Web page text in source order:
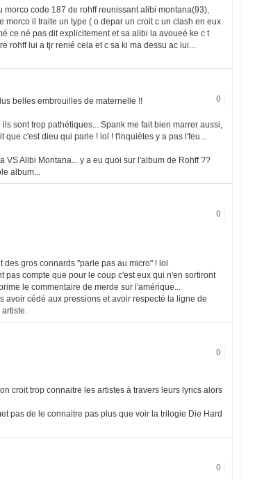
morco code 187 de rohff reunissant alibi montana(93),
morco il traite un type ( o depar un croit c un clash en eux
ce né pas dit explicitement et sa alibi la avoueé ke c t
rohff lui a tjr renié cela et c sa ki ma dessu ac lui...
0
belles embrouilles de maternelle !!
sont trop pathétiques... Spank me fait bien marrer aussi,
c'est dieu qui parle ! lol ! t'inquiètes y a pas l'feu...
VS Alibi Montana... y a eu quoi sur l'album de Rohff ??
album...
0
des gros connards "parle pas au micro" ! lol
pas compte que pour le coup c'est eux qui n'en sortiront
le commentaire de merde sur l'amérique...
avoir cédé aux pressions et avoir respecté la ligne de
0
croit trop connaitre les artistes à travers leurs lyrics alors
pas de le connaitre pas plus que voir la trilogie Die Hard
0